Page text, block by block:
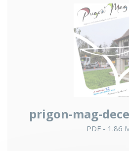
prigon-mag-
PDF - 1.86